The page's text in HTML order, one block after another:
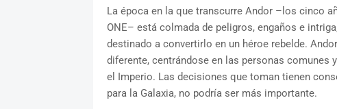
La época en la que transcurre Andor –los cinco
ONE– está colmada de peligros, engaños e
destinado a convertirlo en un héroe rebelde.
diferente, centrándose en las personas comunes
el Imperio. Las decisiones que toman tienen
para la Galaxia, no podría ser más importante.